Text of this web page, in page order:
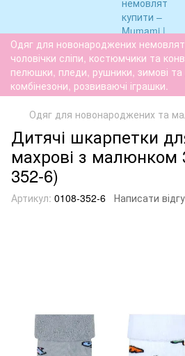
Одяг для новонароджених
чоловічки сліпи, костюмчики та
пелюшки, пледи, рушники, зимові та
комбінезони, розвиваючі іграшки.
Одяг для новонароджених та
Дитячі шкарпетки
махрові з малюнком
352-6)
Артикул: 0108-352-6 Написати